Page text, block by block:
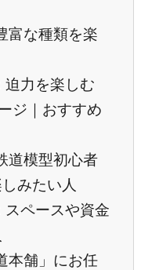
富な種類を楽
迫力を楽しむ
ジ｜おすすめ
道模型初心者
みたい人
スペースや資金
本舗」にお任